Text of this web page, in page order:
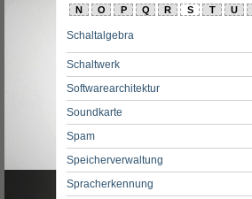
N
O P Q R S T U
Schaltalgebra
Schaltwerk
Softwarearchitektur
Soundkarte
Spam
Speicherverwaltung
Spracherkennung